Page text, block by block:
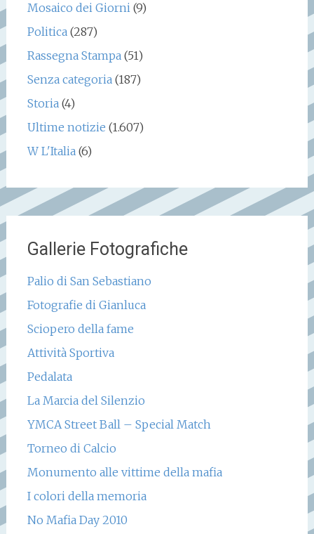
Mosaico dei Giorni(9)
Politica(287)
Rassegna Stampa(51)
Senza categoria(187)
Storia(4)
Ultime notizie (1.607)
W L'Italia(6)
Gallerie Fotografiche
Palio di San Sebastiano
Fotografie di Gianluca
Sciopero della fame
Attività Sportiva
Pedalata
La Marcia del Silenzio
YMCA Street Ball – Special Match
Torneo di Calcio
Monumento alle vittime della mafia
I colori della memoria
No Mafia Day 2010